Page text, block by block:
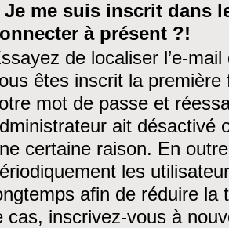
Je me suis inscrit dans
à présent ?!
de localiser l’e-
êtes inscrit la première
mot de passe et
ait désactivé
certaine raison. En
les
afin de réduire la
cas, inscrivez-vous à